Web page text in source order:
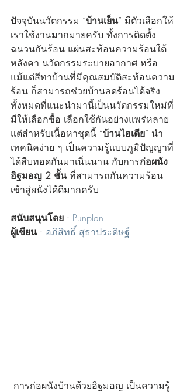
ปัจจุบันนวัตกรรม “บ้านเย็น” มีตัวเลือกให้
เราใช้งานมากมายครับ ทั้งการติดตั้ง
ฉนวนกันร้อน แผ่นสะท้อนความร้อนใต้
หลังคา นวัตกรรมระบายอากาศ หรือ
แม้แต่สีทาบ้านที่มีคุณสมบัติสะท้อนความ
ร้อน ก็สามารถช่วยบ้านลดร้อนได้จริง
ทั้งหมดที่แนะนำมานี้เป็นนวัตกรรมใหม่ที่
มีให้เลือกซื้อ เลือกใช้กันอย่างแพร่หลาย
แต่สำหรับเนื้อหาชุดนี้ “บ้านไอเดีย” นำ
เทคนิคง่าย ๆ เป็นความรู้แบบภูมิปัญญาที่
ได้สืบทอดกันมาเนิ่นนาน กับการก่อผนัง
อิฐมอญ 2 ชั้น ที่สามารถกันความร้อน
เข้าสู่ผนังได้ดีมากครับ
สนับสนุนโดย : Punplan
ผู้เขียน : อภิสิทธิ์ สุธาประดิษฐ์